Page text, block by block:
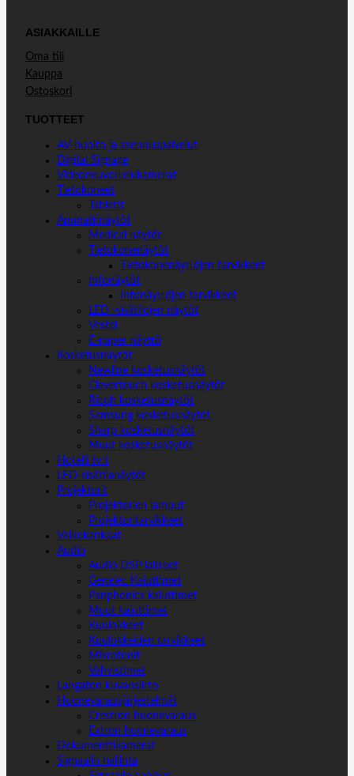
ASIAKKAILLE
Oma tili
Kauppa
Ostoskori
TUOTTEET
AV-huolto ja asennuspalvelut
Digital Signage
Videoneuvottelukamerat
Tietokoneet
Tabletit
Ammattinäytöt
Medical näytöt
Tietokonenäytöt
Tietokonenäyttöjen tarvikkeet
Infonäytöt
Infonäyttöjen tarvikkeet
LED -sisätilojen näytöt
Vestel
E-paper näyttö
Kosketusnäytöt
Newline kosketusnäytöt
Clevertouch kosketusnäytöt
Ricoh kosketusnäytöt
Samsung kosketusnäytöt
Sharp kosketusnäytöt
Muut kosketusnäytöt
Hotelli tv:t
LED-sisätilanäytöt
Projektorit
Projektorien lamput
Projektoritarvikkeet
Valkokankaat
Audio
Audio DSP laitteet
Genelec Kaiuttimet
Panphonics kaiuttimet
Muut kaiuttimet
Kuulokkeet
Kuulokkeiden tarvikkeet
Mikrofonit
Vahvistimet
Langaton kuvansiirto
Huonevarausjärjestelmät
Crestron huonevaraus
Extron huonevaraus
Dokumenttikamerat
Signaalin hallinta